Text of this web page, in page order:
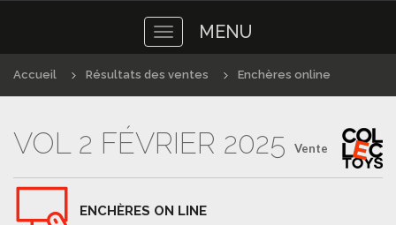
Toggle
navigation
MENU
Accueil Résultats des ventes Enchères online
Vente
VOL 2 FÉVRIER 2025
ENCHÈRES ON LINE